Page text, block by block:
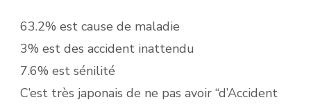
63.2% est cause de maladie
3% est des accident inattendu
7.6% est sénilité
C’est très japonais de ne pas avoir “d’Accident